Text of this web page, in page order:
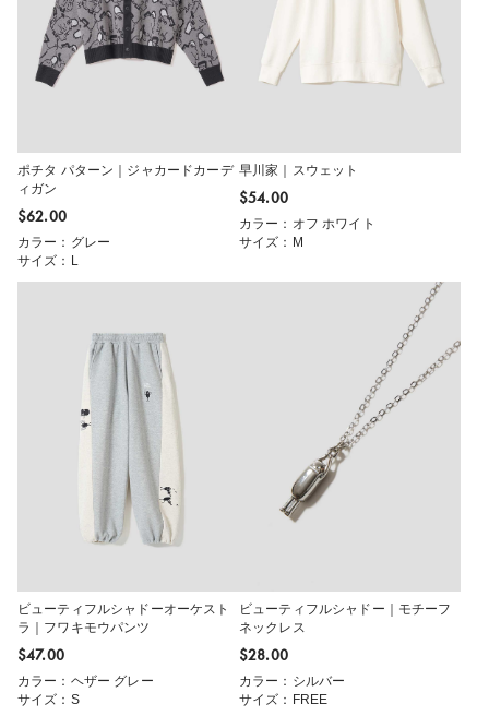
ポチタ パターン｜ジャカードカーデ
ィガン
$‌62.00
カラー：グレー
サイズ：L
早川家｜スウェット
$‌54.00
カラー：オフ ホワイト
サイズ：M
ビューティフルシャドーオーケスト
ラ｜フワキモウパンツ
$‌47.00
カラー：ヘザー グレー
サイズ：S
ビューティフルシャドー｜モチーフ
ネックレス
$‌28.00
カラー：シルバー
サイズ：FREE